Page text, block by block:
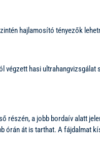
hajlamosító tényezők
végzett hasi
részén, a jobb bordaív alatt
órán át is tarthat. A fájdalmat